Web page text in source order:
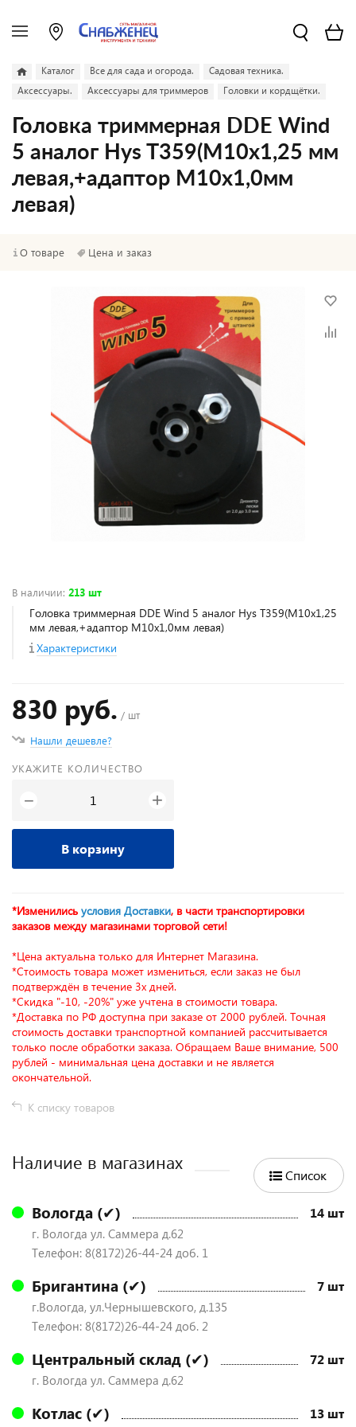
Каталог Все для сада и огорода.
Садовая техника.
Аксессуары.
Аксессуары для триммеров Головки и кордщётки.
Головка триммерная DDE Wind
5 аналог Hys T359(M10х1,25 мм
левая,+адаптор М10х1,0мм
левая)
О товаре Цена и заказ
В наличии: 213 шт
Головка триммерная DDE Wind 5 аналог Hys T359(M10х1,25
мм левая,+адаптор М10х1,0мм левая)
Характеристики
830 руб. / шт
Нашли дешевле?
УКАЖИТЕ КОЛИЧЕСТВО
− +
В корзину
*Изменились условия Доставки, в части транспортировки
заказов между магазинами торговой сети!
*Цена актуальна только для Интернет Магазина.
*Стоимость товара может измениться, если заказ не был
подтверждён в течение 3х дней.
*Скидка "-10, -20%" уже учтена в стоимости товара.
*Доставка по РФ доступна при заказе от 2000 рублей. Точная
стоимость доставки транспортной компанией рассчитывается
только после обработки заказа. Обращаем Ваше внимание, 500
рублей - минимальная цена доставки и не является
окончательной.
К списку товаров
Наличие в магазинах
Список
Вологда (✔) 14 шт
г. Вологда ул. Саммера д.62
Телефон: 8(8172)26-44-24 доб. 1
Бригантина (✔) 7 шт
г.Вологда, ул.Чернышевского, д.135
Телефон: 8(8172)26-44-24 доб. 2
Центральный склад (✔) 72 шт
г. Вологда ул. Саммера д.62
Котлас (✔) 13 шт